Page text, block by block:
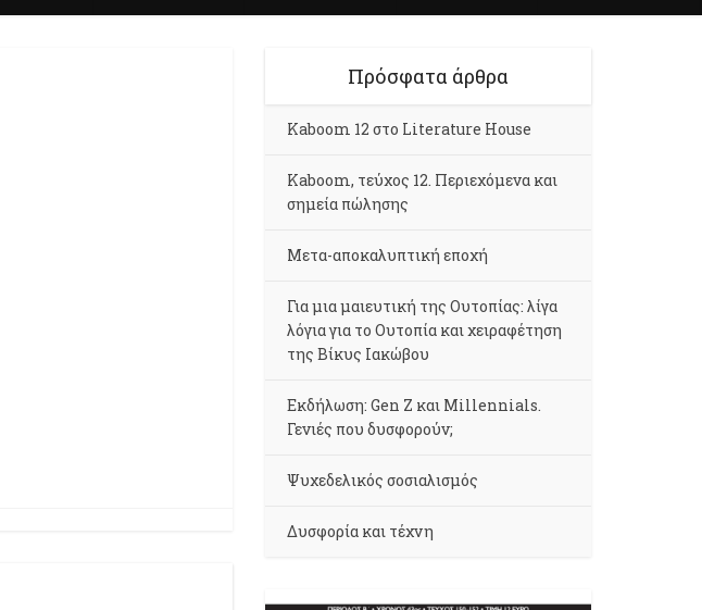
Πρόσφατα άρθρα
Kaboom 12 στο Literature House
Kaboom, τεύχος 12. Περιεχόμενα και
σημεία πώλησης
Μετα-αποκαλυπτική εποχή
Για μια μαιευτική της Ουτοπίας: λίγα
λόγια για το Ουτοπία και χειραφέτηση
της Βίκυς Ιακώβου
Εκδήλωση: Gen Z και Millennials.
Γενιές που δυσφορούν;
Ψυχεδελικός σοσιαλισμός
Δυσφορία και τέχνη